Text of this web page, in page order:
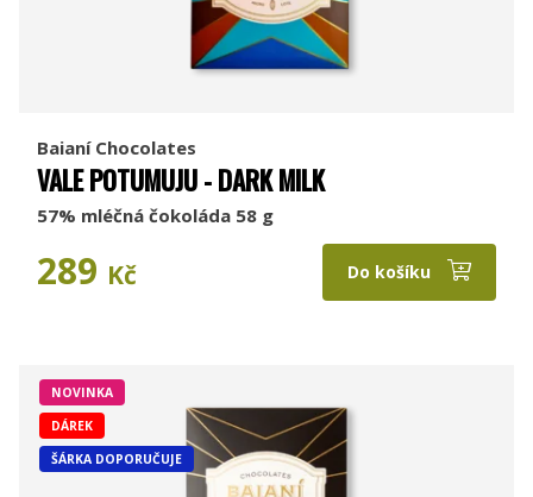
Baianí Chocolates
VALE POTUMUJU - DARK MILK
57% mléčná čokoláda 58 g
289 Kč Do košíku
NOVINKA
DÁREK
ŠÁRKA DOPORUČUJE